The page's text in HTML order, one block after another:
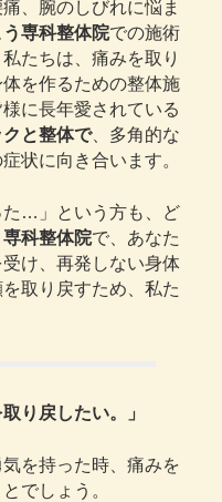
、腕のしびれに悩ま
う専科整体院での施術
たちは、痛みを取り
を作るための整体施
に長年愛されている
と整体で、多角的な
状に向き合います。
た…」という方も、ど
科整体院で、あなた
け、再発しない身体
取り戻すため、私た
り戻したい。」
を持った時、痛みを
でしょう。